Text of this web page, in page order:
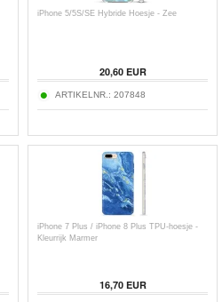
iPhone 5/5S/SE Hybride Hoesje - Zee
20,60EUR
ARTIKELNR.: 207848
iPhone 7 Plus / iPhone 8 Plus TPU-hoesje -
Kleurrijk Marmer
16,70EUR